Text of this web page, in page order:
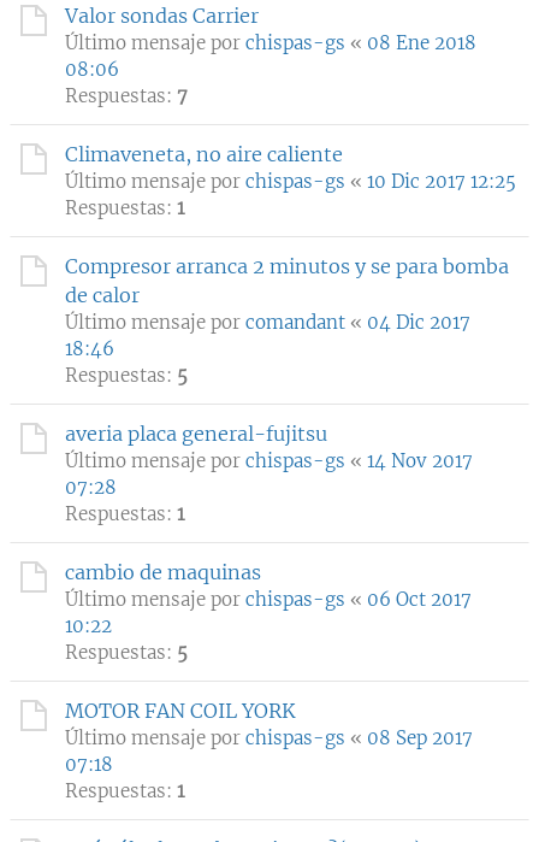
Valor sondas Carrier
Último mensaje por chispas-gs « 08 Ene 2018
08:06
Respuestas: 7
Climaveneta, no aire caliente
Último mensaje por chispas-gs « 10 Dic 2017 12:25
Respuestas: 1
Compresor arranca 2 minutos y se para bomba
de calor
Último mensaje por comandant « 04 Dic 2017
18:46
Respuestas: 5
averia placa general-fujitsu
Último mensaje por chispas-gs « 14 Nov 2017
07:28
Respuestas: 1
cambio de maquinas
Último mensaje por chispas-gs « 06 Oct 2017
10:22
Respuestas: 5
MOTOR FAN COIL YORK
Último mensaje por chispas-gs « 08 Sep 2017
07:18
Respuestas: 1